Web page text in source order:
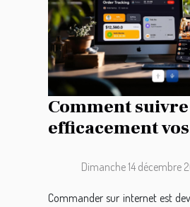
Comment suivre
efficacement vos
Dimanche 14 décembre
Commander sur internet est